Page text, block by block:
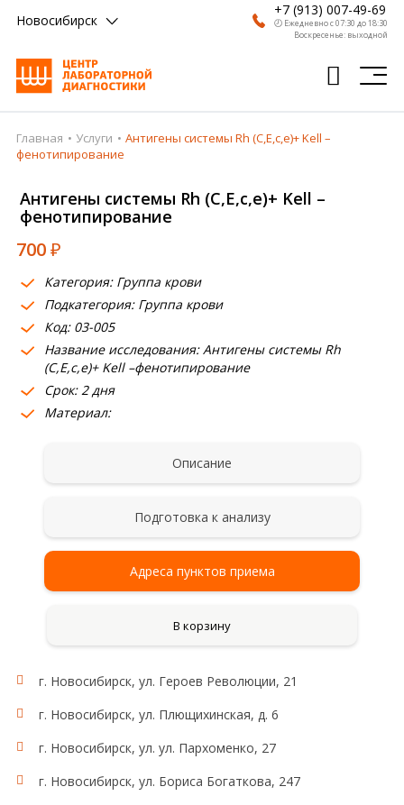
Новосибирск
+7 (913) 007-49-69
🕗 Ежедневно с 07:30 до 18:30
Воскресенье: выходной
Главная
Врачи
Получить результат
Пациентам
О компании
Где сдать
Партнерам
Главная Услуги
Антигены системы Rh (С,Е,с,е)+ Kell –
фенотипирование
Антигены системы Rh (С,Е,с,е)+ Kell –
фенотипирование
700₽
Категория: Группа крови
Подкатегория: Группа крови
Код: 03-005
Название исследования: Антигены системы Rh
(С,Е,с,е)+ Kell –фенотипирование
Срок: 2 дня
Материал:
Описание
Подготовка к анализу
Адреса пунктов приема
В корзину
г. Новосибирск, ул. Героев Революции, 21
г. Новосибирск, ул. Плющихинская, д. 6
г. Новосибирск, ул. ул. Пархоменко, 27
г. Новосибирск, ул. Бориса Богаткова, 247